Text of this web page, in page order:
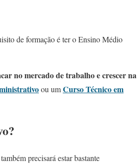
de formação é ter o Ensino Médio
no mercado de trabalho e crescer na
ou umCurso Técnico em
precisará estar bastante